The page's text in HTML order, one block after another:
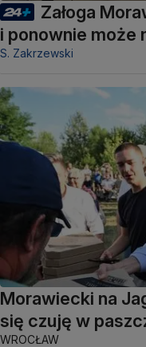
Załoga
i ponownie może
S. Zakrzewski
Morawiecki na
się czuję w
WROCŁAW